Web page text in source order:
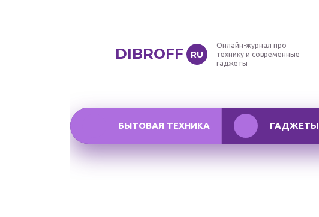
DIBROFF RU
Онлайн-журнал про
технику и современные
гаджеты
БЫТОВАЯ ТЕХНИКА ГАДЖЕТЫ